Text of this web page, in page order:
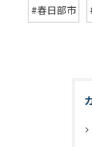
#春日部市